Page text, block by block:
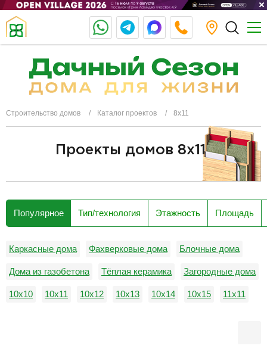
Строительство домов Каталог проектов 8х11
Проекты домов 8x11
Популярное Тип/технология Этажность Площадь
Каркасные дома Фахверковые дома Блочные дома
Дома из газобетона Тёплая керамика Загородные дома
10х10 10х11 10х12 10х13 10х14 10х15 11х11